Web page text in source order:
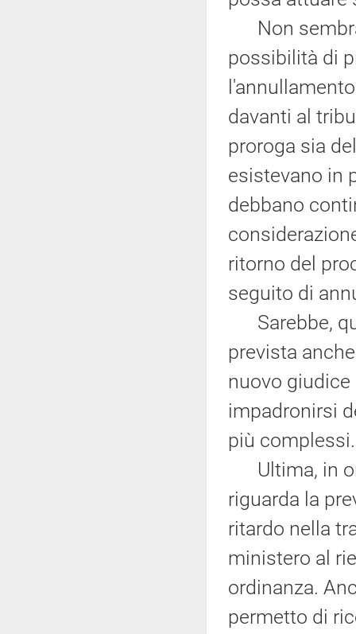
Non
possibilità di
davanti al
proroga sia
esistevano in
debbano
ritorno del
seguito di
Sarebbe,
prevista
nuovo
impadronirsi
più complessi.
Ultima, in
riguarda la
ritardo nella
ministero al
ordinanza.
permetto di